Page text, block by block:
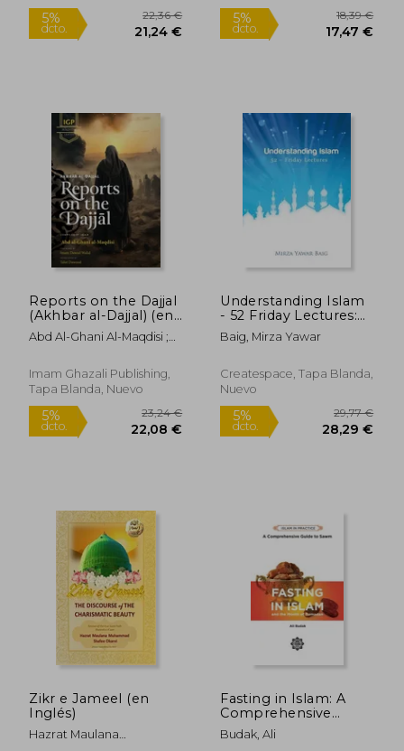
5%
dcto.
22,36 €
dcto.
Reports on the Dajjal
(Akhbar al-Dajjal) (en
Inglés)
Abd Al-Ghani Al-Maqdisi ;
Dawud
Imam Ghazali Publishing,
Tapa Blanda, Nuevo
5%
dcto.
Understanding Islam
- 52 Friday Lectures:
Keys to leveraging
the power of Allah in
Baig, Mirza Yawar
Createspace, Tapa Blanda,
Nuevo
5%
Zikr e Jameel (en
Inglés)
Hazrat Maulana
Fasting in Islam: A
Comprehensive
Guide to Sawm, 2nd
Edition (en Inglés)
Budak, Ali